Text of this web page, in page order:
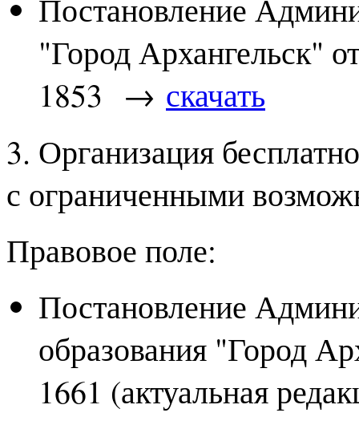
Постановление
"Город Архангельск"
1853 → скачать
3. Организация
с ограниченными
Правовое поле:
Постановление
образования "Город
1661 (актуальная